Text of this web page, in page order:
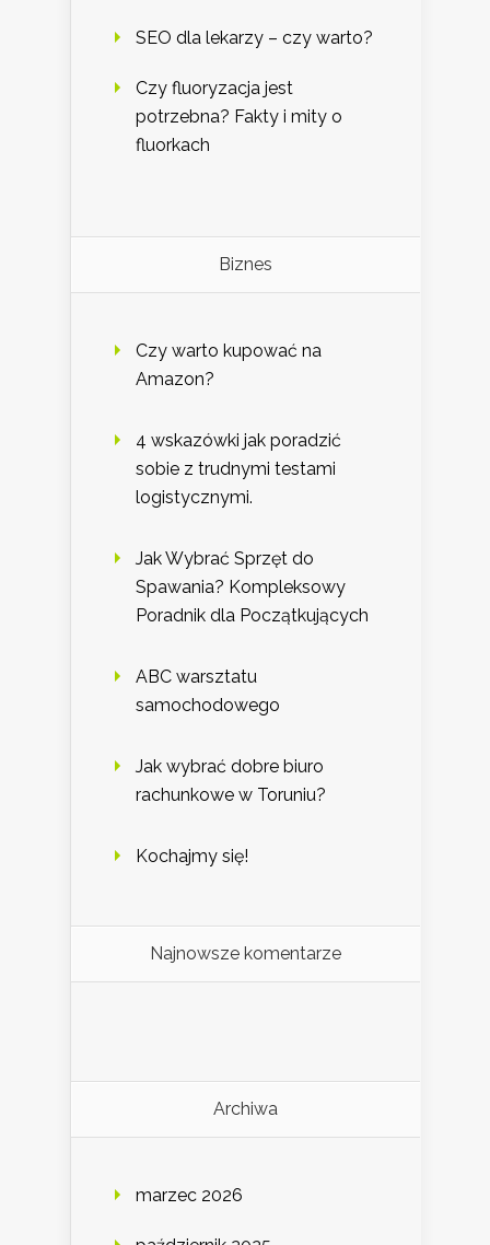
SEO dla lekarzy – czy warto?
Czy fluoryzacja jest
potrzebna? Fakty i mity o
fluorkach
Biznes
Czy warto kupować na
Amazon?
4 wskazówki jak poradzić
sobie z trudnymi testami
logistycznymi.
Jak Wybrać Sprzęt do
Spawania? Kompleksowy
Poradnik dla Początkujących
ABC warsztatu
samochodowego
Jak wybrać dobre biuro
rachunkowe w Toruniu?
Kochajmy się!
Najnowsze komentarze
Archiwa
marzec 2026